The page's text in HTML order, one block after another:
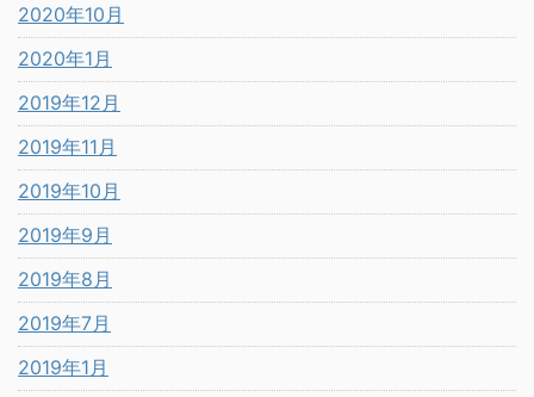
2020年10月
2020年1月
2019年12月
2019年11月
2019年10月
2019年9月
2019年8月
2019年7月
2019年1月